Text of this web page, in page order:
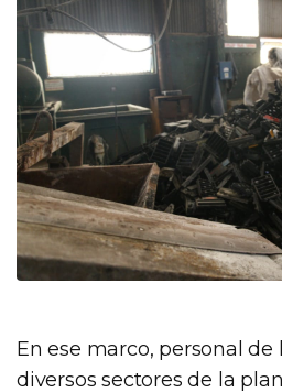
En ese marco, personal de
diversos sectores de la